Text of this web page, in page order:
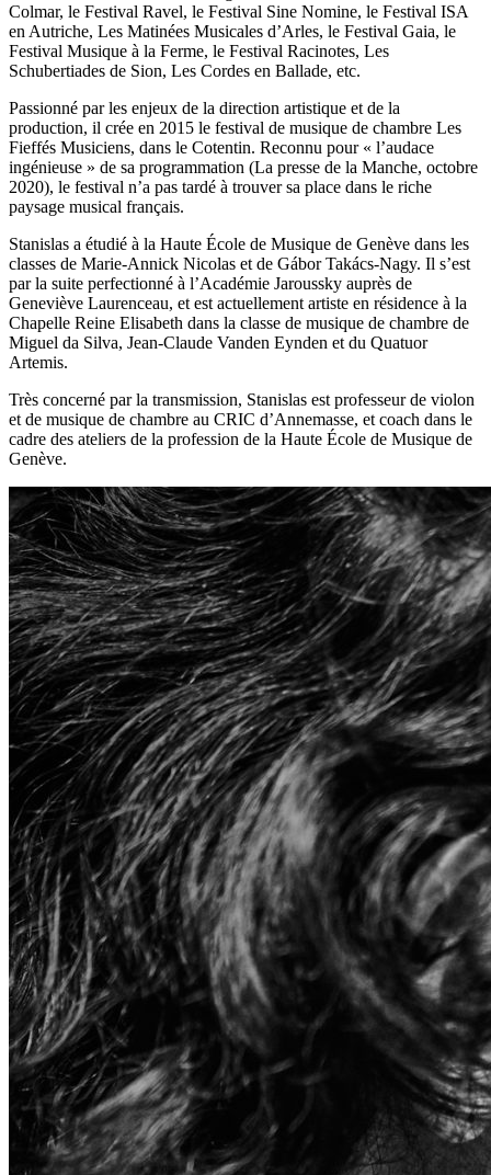
Colmar, le Festival Ravel, le Festival Sine Nomine, le Festival ISA
en Autriche, Les Matinées Musicales d’Arles, le Festival Gaia, le
Festival Musique à la Ferme, le Festival Racinotes, Les
Schubertiades de Sion, Les Cordes en Ballade, etc.
Passionné par les enjeux de la direction artistique et de la
production, il crée en 2015 le festival de musique de chambre Les
Fieffés Musiciens, dans le Cotentin. Reconnu pour « l’audace
ingénieuse » de sa programmation (La presse de la Manche, octobre
2020), le festival n’a pas tardé à trouver sa place dans le riche
paysage musical français.
Stanislas a étudié à la Haute École de Musique de Genève dans les
classes de Marie-Annick Nicolas et de Gábor Takács-Nagy. Il s’est
par la suite perfectionné à l’Académie Jaroussky auprès de
Geneviève Laurenceau, et est actuellement artiste en résidence à la
Chapelle Reine Elisabeth dans la classe de musique de chambre de
Miguel da Silva, Jean-Claude Vanden Eynden et du Quatuor
Artemis.
Très concerné par la transmission, Stanislas est professeur de violon
et de musique de chambre au CRIC d’Annemasse, et coach dans le
cadre des ateliers de la profession de la Haute École de Musique de
Genève.